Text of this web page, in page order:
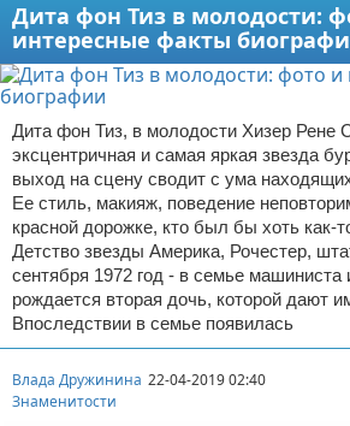
Дита фон Тиз в молодости:
интересные факты
Дита фон Тиз, в молодости Хизер Рене
эксцентричная и самая яркая звезда
выход на сцену сводит с ума
Ее стиль, макияж, поведение
красной дорожке, кто был бы хоть как-
Детство звезды Америка, Рочестер,
сентября 1972 год - в семье
рождается вторая дочь, которой дают
Впоследствии в семье появилась
Влада Дружинина 22-04-2019 02:40
Знаменитости